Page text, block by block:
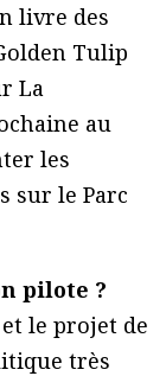
livre des
Tulip
La
au
les
sur le Parc
pilote ?
le projet de
très